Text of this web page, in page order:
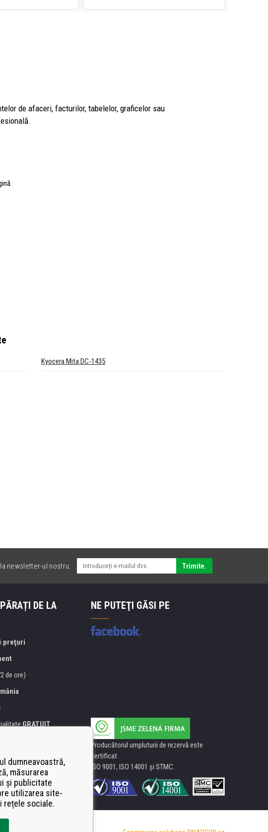
de afaceri, facturilor, tabelelor, graficelor sau
Kyocera Mita DC-1435
newsletter-ul nostru. Trimite.
DE LA
preţuri
de ore)
GRATUIT
line
NE PUTEŢI GĂSI PE
Producătorul umpluturii de rezervă este
certificat
ISO 9001, ISO 14001 şi STMC.
dumneavoastră,
măsurarea
și publicitate
utilizarea site-
rețele sociale.